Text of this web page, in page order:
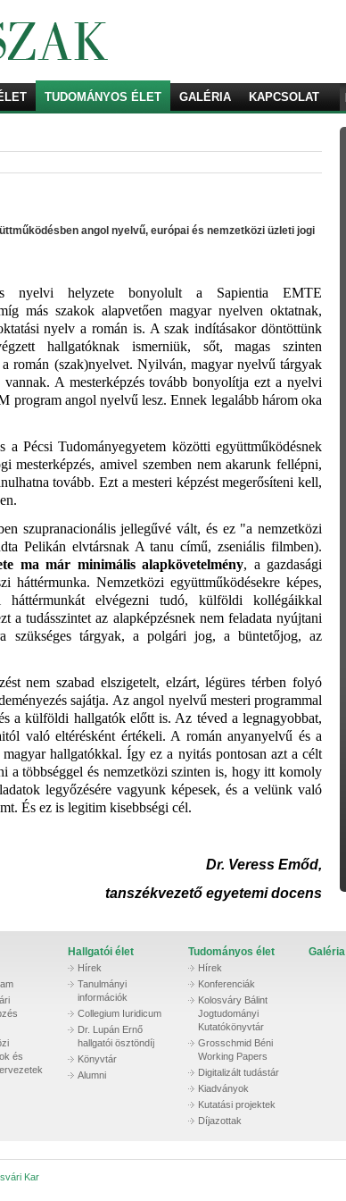
Keresés
TUDOMÁNYOS ÉLET GALÉRIA KAPCSOLAT
angol nyelvű, európai és nemzetközi üzleti jogi
nyelvi helyzete bonyolult a Sapientia EMTE
más szakok alapvetően magyar nyelven oktatnak,
nyelv a román is. A szak indításakor döntöttünk
hallgatóknak ismerniük, sőt, magas szinten
román (szak)nyelvet. Nyilván, magyar nyelvű tárgyak
vannak. A mesterképzés tovább bonyolítja ezt a nyelvi
program angol nyelvű lesz. Ennek legalább három oka
Pécsi Tudományegyetem közötti együttműködésnek
mesterképzés, amivel szemben nem akarunk fellépni,
tovább. Ezt a mesteri képzést megerősíteni kell,
szupranacionális jellegűvé vált, és ez "a nemzetközi
Pelikán elvtársnak A tanu című, zseniális filmben).
ma már minimális alapkövetelmény, a gazdasági
háttérmunka. Nemzetközi együttműködésekre képes,
elvégezni tudó, külföldi kollégáikkal
a tudásszintet az alapképzésnek nem feladata nyújtani
szükséges tárgyak, a polgári jog, a büntetőjog, az
nem szabad elszigetelt, elzárt, légüres térben folyó
sajátja. Az angol nyelvű mesteri programmal
a külföldi hallgatók előtt is. Az téved a legnagyobbat,
való eltérésként értékeli. A román anyanyelvű és a
hallgatókkal. Így ez a nyitás pontosan azt a célt
a többséggel és nemzetközi szinten is, hogy itt komoly
legyőzésére vagyunk képesek, és a velünk való
És ez is legitim kisebbségi cél.
Dr. Veress Emőd,
tanszékvezető egyetemi docens
és
Hallgatói élet
Hírek
Tanulmányi
információk
Collegium Iuridicum
Dr. Lupán Ernő
hallgatói ösztöndíj
Könyvtár
Alumni
Tudományos élet
Hírek
Konferenciák
Kolosváry Bálint
Jogtudományi
Kutatókönyvtár
Grosschmid Béni
Working Papers
Digitalizált tudástár
Kiadványok
Kutatási projektek
Díjazottak
Galéria
Kar